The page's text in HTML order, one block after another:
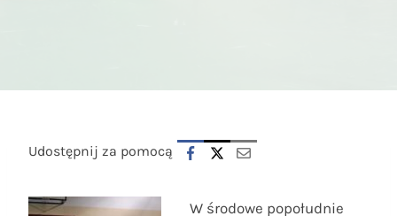
Udostępnij za pomocą
W środowe popołudnie